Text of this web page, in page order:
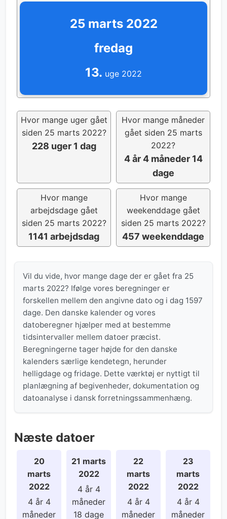
25 marts 2022
fredag
13. uge 2022
Hvor mange uger gået
siden 25 marts 2022?
228 uger 1 dag
Hvor mange måneder
gået siden 25 marts
2022?
4 år 4 måneder 14
dage
Hvor mange
arbejdsdage gået
siden 25 marts 2022?
1141 arbejdsdag
Hvor mange
weekenddage gået
siden 25 marts 2022?
457 weekenddage
Vil du vide, hvor mange dage der er gået fra 25
marts 2022? Ifølge vores beregninger er
forskellen mellem den angivne dato og i dag 1597
dage. Den danske kalender og vores
datoberegner hjælper med at bestemme
tidsintervaller mellem datoer præcist.
Beregningerne tager højde for den danske
kalenders særlige kendetegn, herunder
helligdage og fridage. Dette værktøj er nyttigt til
planlægning af begivenheder, dokumentation og
datoanalyse i dansk forretningssammenhæng.
Næste datoer
20
marts
2022
4 år 4
måneder
21 marts
2022
4 år 4
måneder
18 dage
22
marts
2022
4 år 4
måneder
23
marts
2022
4 år 4
måneder